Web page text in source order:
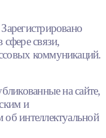
связи,
коммуникаций.
на сайте,
и
интеллектуальной